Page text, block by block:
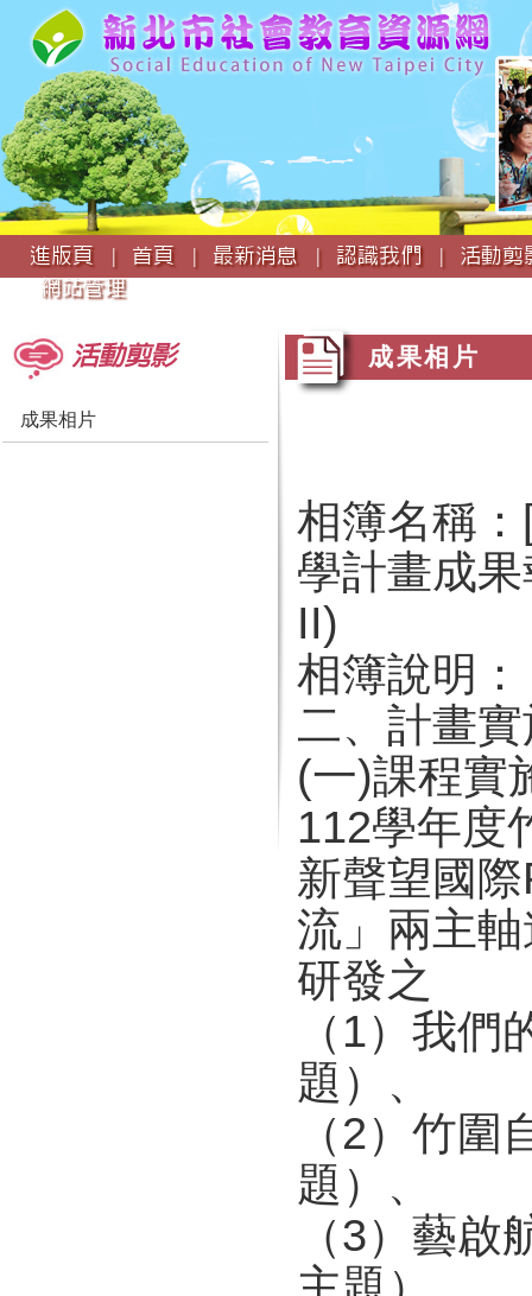
:::
進版頁 |
首頁 | 最新消息 | 認識我們 |
活動
網站管理
活動剪影
成果相片
成果相片
相簿名稱
學計畫成
II)
相簿說明：
二、計畫
(一)課程實
112學年度
新聲望國
流」兩主
研發之
（1）我
題）、
（2）竹
題）、
（3）藝